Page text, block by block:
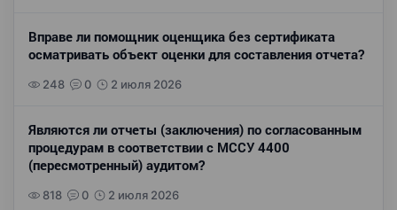
Вправе ли помощник оценщика без сертификата
осматривать объект оценки для составления отчета?
248 0 2 июля 2026
Являются ли отчеты (заключения) по согласованным
процедурам в соответствии с МССУ 4400
(пересмотренный) аудитом?
818 0 2 июля 2026